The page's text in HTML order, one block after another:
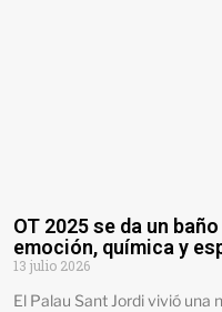
OT 2025 se da un
emoción, química y
13 julio 2026
El Palau Sant Jordi vivió una